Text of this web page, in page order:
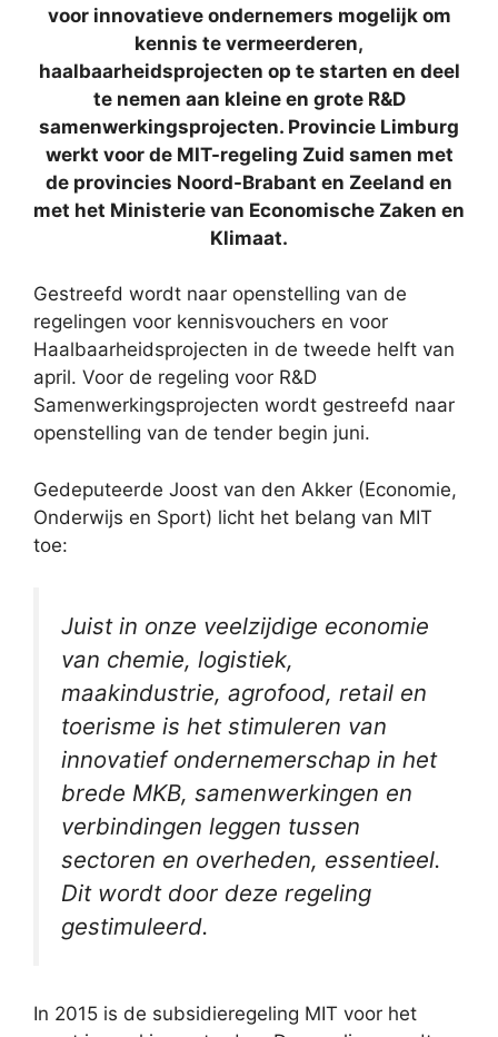
voor innovatieve ondernemers mogelijk om
kennis te vermeerderen,
haalbaarheidsprojecten op te starten en deel
te nemen aan kleine en grote R&D
samenwerkingsprojecten. Provincie Limburg
werkt voor de MIT-regeling Zuid samen met
de provincies Noord-Brabant en Zeeland en
met het Ministerie van Economische Zaken en
Klimaat.
Gestreefd wordt naar openstelling van de
regelingen voor kennisvouchers en voor
Haalbaarheidsprojecten in de tweede helft van
april. Voor de regeling voor R&D
Samenwerkingsprojecten wordt gestreefd naar
openstelling van de tender begin juni.
Gedeputeerde Joost van den Akker (Economie,
Onderwijs en Sport) licht het belang van MIT
toe:
Juist in onze veelzijdige economie
van chemie, logistiek,
maakindustrie, agrofood, retail en
toerisme is het stimuleren van
innovatief ondernemerschap in het
brede MKB, samenwerkingen en
verbindingen leggen tussen
sectoren en overheden, essentieel.
Dit wordt door deze regeling
gestimuleerd.
In 2015 is de subsidieregeling MIT voor het